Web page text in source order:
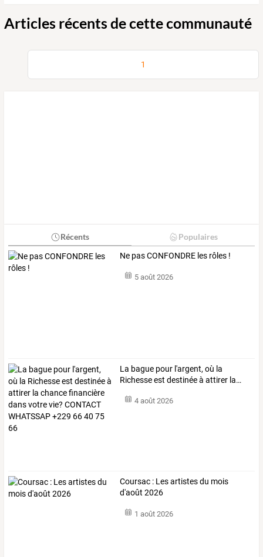
Articles récents de cette communauté
1
Récents Populaires
Ne pas CONFONDRE les rôles !
5 août 2026
La bague pour l'argent, où la
Richesseest destinéeà attirer la…
4 août 2026
Coursac : Les artistes du mois
d'août 2026
1 août 2026